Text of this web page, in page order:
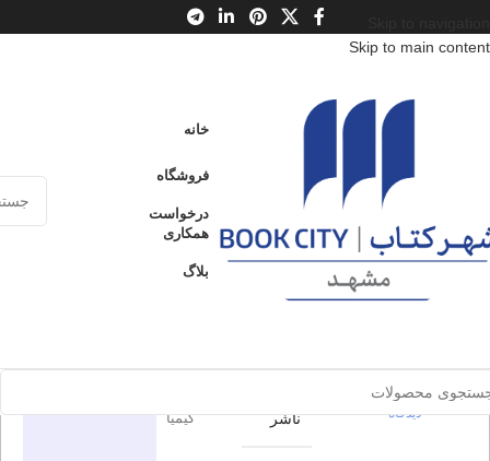
Skip to main content
خانه
فروشگاه
درخواست
همکاری
بلاگ
محصولات / کتاب کودک و نوجوان
فروخته شده
0 بدون
دیدگاه
باز هم وینی
پو
ناشر
کیمیا